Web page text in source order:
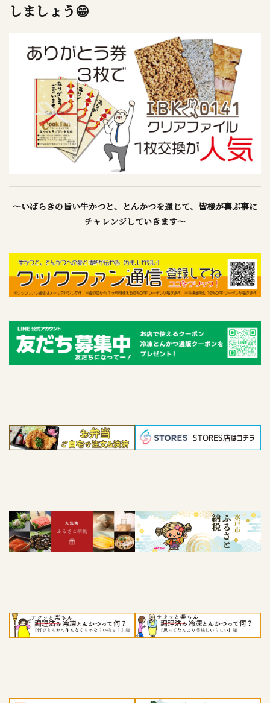
しましょう😁
～いばらきの旨い牛かつと、とんかつを通じて、皆様が喜ぶ事に
チャレンジしていきます～